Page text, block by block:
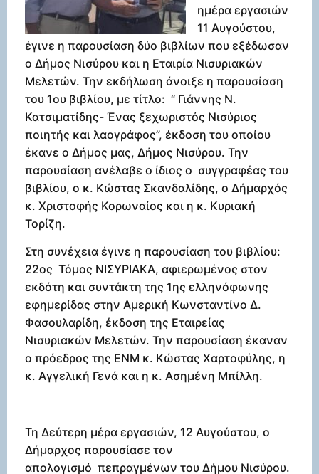
ημέρα εργασιών
11 Αυγούστου,
έγινε η παρουσίαση δύο βιβλίων που εξέδωσαν
ο Δήμος Νισύρου και η Εταιρία Νισυριακών
Μελετών. Την εκδήλωση άνοιξε η παρουσίαση
του 1ου βιβλίου, με τίτλο: “ Γιάννης Ν.
Κατσιματίδης- Ένας ξεχωριστός Νισύριος
ποιητής και λαογράφος”, έκδοση του οποίου
έκανε ο Δήμος μας, Δήμος Νισύρου. Την
παρουσίαση ανέλαβε ο ίδιος ο συγγραφέας του
βιβλίου, ο κ. Κώστας Σκανδαλίδης, ο Δήμαρχός
κ. Χριστοφής Κορωναίος και η κ. Κυριακή
Τορίζη.
Στη συνέχεια έγινε η παρουσίαση του βιβλίου:
22ος Τόμος ΝΙΣΥΡΙΑΚΑ, αφιερωμένος στον
εκδότη και συντάκτη της 1ης ελληνόφωνης
εφημερίδας στην Αμερική Κωνσταντίνο Δ.
Φασουλαρίδη, έκδοση της Εταιρείας
Νισυριακών Μελετών. Την παρουσίαση έκαναν
ο πρόεδρος της ΕΝΜ κ. Κώστας Χαρτοφύλης, η
κ. Αγγελική Γενά και η κ. Ασημένη Μπίλλη.
Τη Δεύτερη μέρα εργασιών, 12 Αυγούστου, ο
Δήμαρχος παρουσίασε τον
απολογισμό πεπραγμένων του Δήμου Νισύρου.